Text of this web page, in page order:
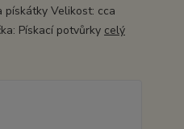
pískátky Velikost: cca
Pískací potvůrky celý